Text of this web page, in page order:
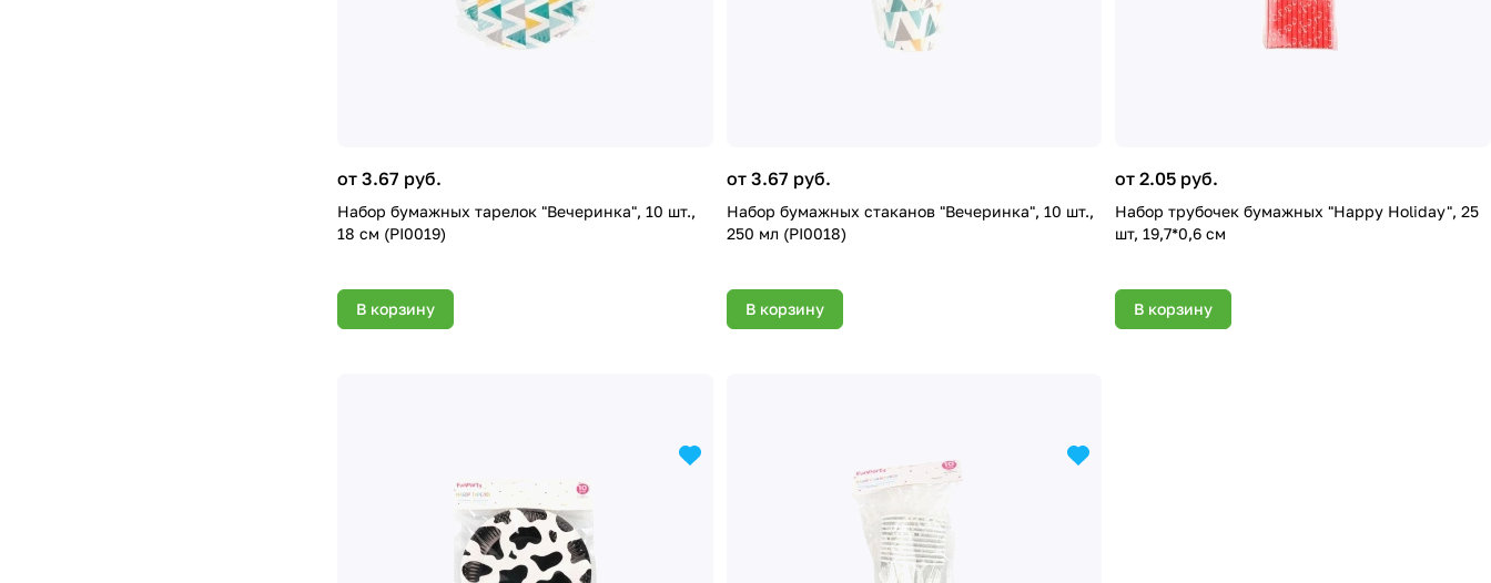
от 3.67 руб.
Набор бумажных тарелок "Вечеринка", 10 шт.,
18 см (PI0019)
В корзину
от 3.67 руб.
Набор бумажных стаканов "Вечеринка", 10 шт.,
250 мл (PI0018)
В корзину
от 2.05 руб.
Набор трубочек бумажных "Happy Holiday", 25
шт, 19,7*0,6 см
В корзину